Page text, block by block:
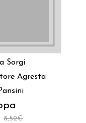
Sorgi
Agresta
8,52€